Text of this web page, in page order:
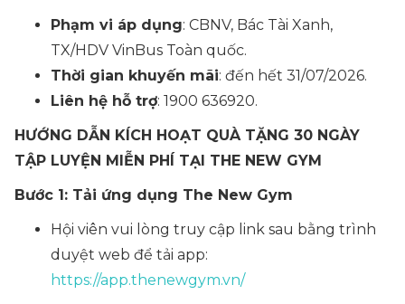
Phạm vi áp dụng: CBNV, Bác Tài Xanh,
TX/HDV VinBus Toàn quốc.
Thời gian khuyến mãi: đến hết 31/07/2026.
Liên hệ hỗ trợ: 1900 636920.
HƯỚNG DẪN KÍCH HOẠT QUÀ TẶNG 30 NGÀY
TẬP LUYỆN MIỄN PHÍ TẠI THE NEW GYM
Bước 1: Tải ứng dụng The New Gym
Hội viên vui lòng truy cập link sau bằng trình
duyệt web để tải app:
https://app.thenewgym.vn/